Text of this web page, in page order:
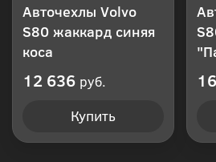
Авточехлы Volvo
S80 жаккард синяя
коса
12 636 руб.
Купить